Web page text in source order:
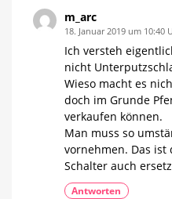
m_arc
18. Januar 2019 um 10:40
Ich versteh
nicht
Wieso macht es
doch im Grunde
verkaufen können.
Man muss so
vornehmen. Das ist
Schalter auch
Antworten